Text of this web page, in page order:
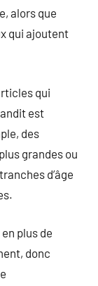
alors que
qui ajoutent
qui
est
des
grandes ou
d’âge
plus de
donc